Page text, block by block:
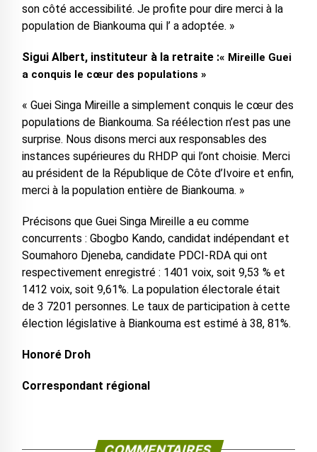
son côté accessibilité. Je profite pour dire merci à la
population de Biankouma qui l’ a adoptée. »
Sigui Albert, instituteur à la retraite :« Mireille Guei
a conquis le cœur des populations »
« Guei Singa Mireille a simplement conquis le cœur des
populations de Biankouma. Sa réélection n’est pas une
surprise. Nous disons merci aux responsables des
instances supérieures du RHDP qui l’ont choisie. Merci
au président de la République de Côte d’Ivoire et enfin,
merci à la population entière de Biankouma. »
Précisons que Guei Singa Mireille a eu comme
concurrents : Gbogbo Kando, candidat indépendant et
Soumahoro Djeneba, candidate PDCI-RDA qui ont
respectivement enregistré : 1401 voix, soit 9,53 % et
1412 voix, soit 9,61%. La population électorale était
de 3 7201 personnes. Le taux de participation à cette
élection législative à Biankouma est estimé à 38, 81%.
Honoré Droh
Correspondant régional